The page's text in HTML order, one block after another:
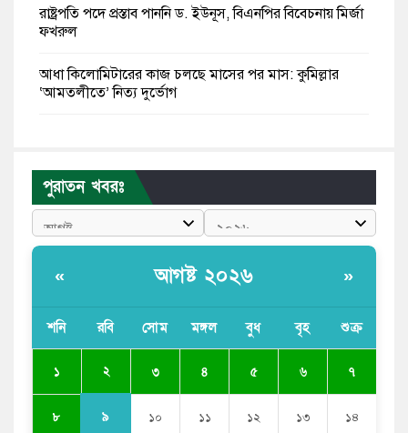
রাষ্ট্রপতি পদে প্রস্তাব পাননি ড. ইউনূস, বিএনপির বিবেচনায় মির্জা
ফখরুল
আধা কিলোমিটারের কাজ চলছে মাসের পর মাস: কুমিল্লার
‘আমতলীতে’ নিত্য দুর্ভোগ
পুলিশকে পিটিয়ে রক্তাক্ত করেছি এ দৃশ্য কি আপনারা দেখেননি:
এনসিপি নেতা
সরকার
সজীব ওয়াজেদ জয়
পুরাতন খবরঃ
« আগষ্ট ২০২৬ »
শনি রবি সোম মঙ্গল বুধ বৃহ শুক্র
১ ২ ৩ ৪ ৫ ৬ ৭
৮ ৯ ১০ ১১ ১২ ১৩ ১৪